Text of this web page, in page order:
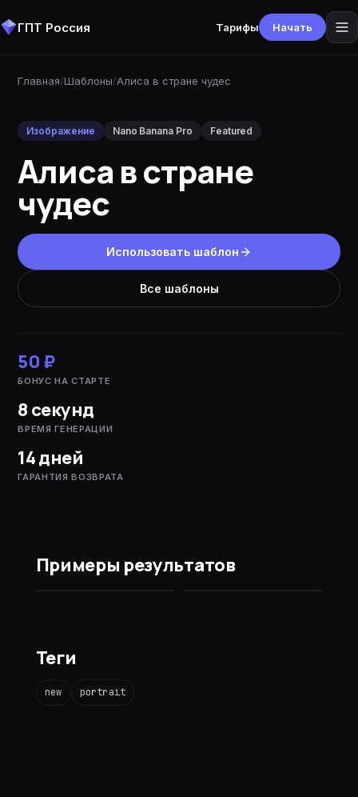
ГПТ Россия Тарифы Начать
Главная/Шаблоны/Алиса в стране чудес
Изображение Nano Banana Pro Featured
Алиса в стране
чудес
Использовать шаблон
Все шаблоны
50 ₽
БОНУС НА СТАРТЕ
8 секунд
ВРЕМЯ ГЕНЕРАЦИИ
14 дней
ГАРАНТИЯ ВОЗВРАТА
Примеры результатов
ДО ПОСЛЕ
Теги
new portrait